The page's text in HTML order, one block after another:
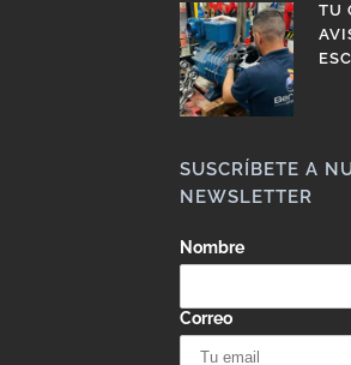
TU
SUSCRÍBETE A
NEWSLETTER
Nombre
Correo